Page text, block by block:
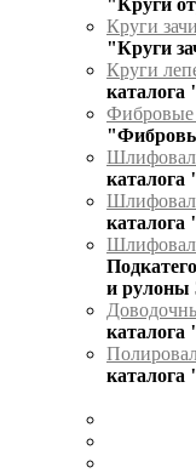
"Круги
Круги
"Круги
Круги
Фибровые
и